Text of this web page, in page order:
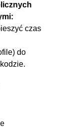
00:12:53
00:14:09
czas
do